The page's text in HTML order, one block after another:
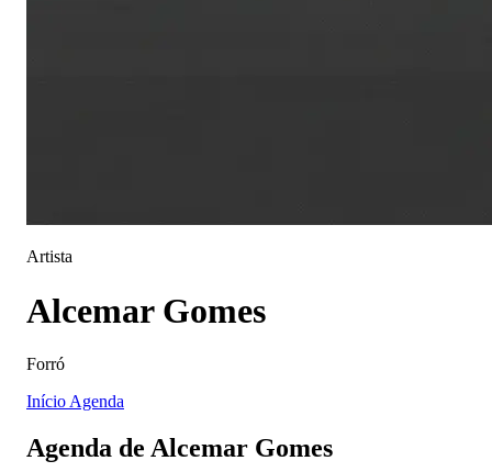
Artista
Alcemar Gomes
Forró
Início Agenda
Agenda de Alcemar Gomes